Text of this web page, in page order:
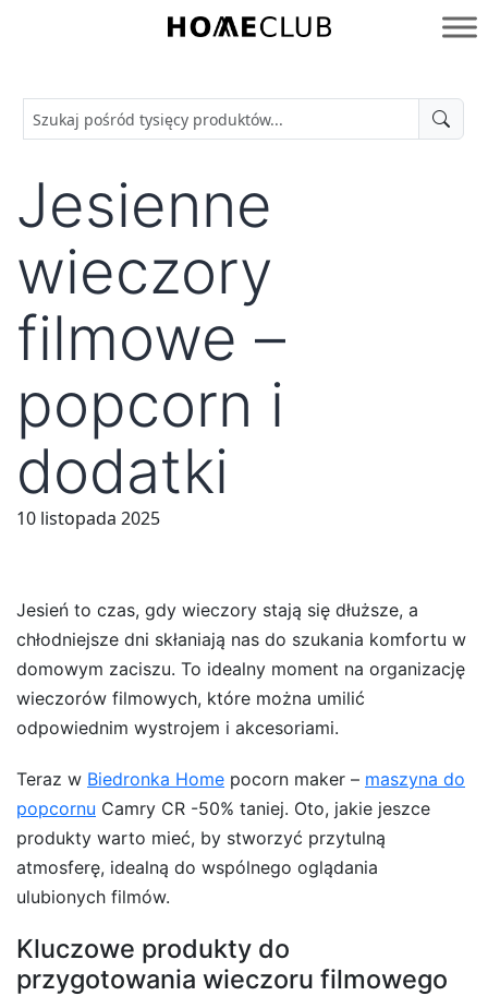
Homeclub
Jesienne
wieczory
filmowe –
popcorn i
dodatki
10 listopada 2025
Jesień to czas, gdy wieczory stają się dłuższe, a
chłodniejsze dni skłaniają nas do szukania komfortu w
domowym zaciszu. To idealny moment na organizację
wieczorów filmowych, które można umilić
odpowiednim wystrojem i akcesoriami.
Teraz w Biedronka Home pocorn maker – maszyna do
popcornu Camry CR -50% taniej. Oto, jakie jeszce
produkty warto mieć, by stworzyć przytulną
atmosferę, idealną do wspólnego oglądania
ulubionych filmów.
Kluczowe produkty do
przygotowania wieczoru filmowego